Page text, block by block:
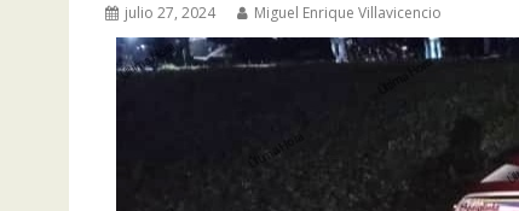
julio 27, 2024 Miguel Enrique Villavicencio